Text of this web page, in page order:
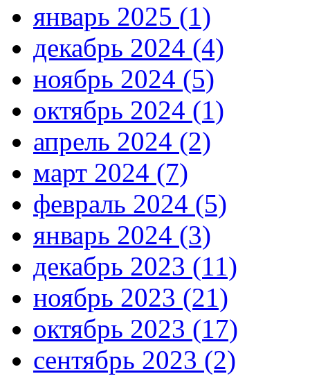
январь 2025 (1)
декабрь 2024 (4)
ноябрь 2024 (5)
октябрь 2024 (1)
апрель 2024 (2)
март 2024 (7)
февраль 2024 (5)
январь 2024 (3)
декабрь 2023 (11)
ноябрь 2023 (21)
октябрь 2023 (17)
сентябрь 2023 (2)